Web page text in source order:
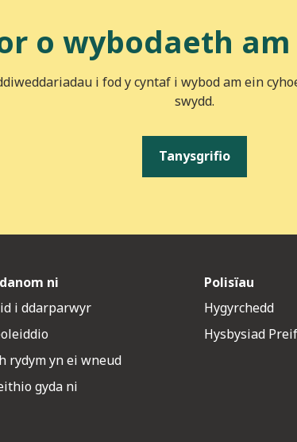
o wybodaeth
i fod y cyntaf i wybod am ein
swydd.
Tanysgrifio
ni
i ddarparwyr
rydym yn ei wneud
gyda ni
Polisïau
Hygyrchedd
Hysbysiad